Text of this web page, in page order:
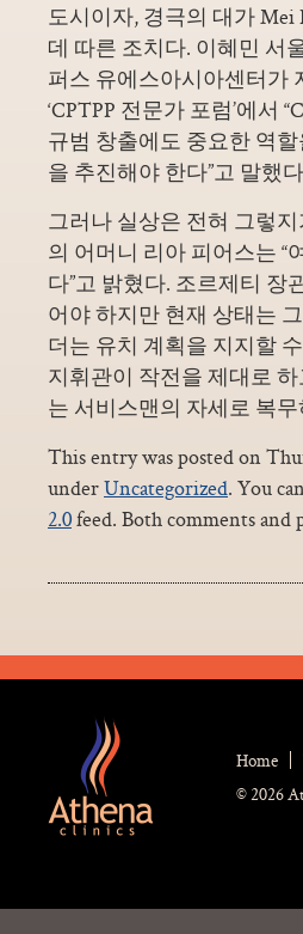
도시이자, 경극의 대가 Mei
데 따른 조치다. 이혜민 서
퍼스 유에스아시아센터가
‘CPTPP 전문가 포럼’에서
규범 창출에도 중요한 역
을 추진해야 한다”고 말했
그러나 실상은 전혀 그렇
의 어머니 리아 피어스는
다”고 밝혔다. 조르제티 장
어야 하지만 현재 상태는
더는 유치 계획을 지지할
지휘관이 작전을 제대로
는 서비스맨의 자세로 복
This entry was posted on
underUncategorized. You
2.0feed. Both comments and
Home
© 2026